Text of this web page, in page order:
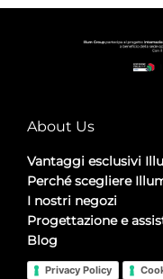
About Us
Vantaggi esclusivi
Perché scegliere
I nostri negozi
Progettazione e
Blog
Privacy Policy